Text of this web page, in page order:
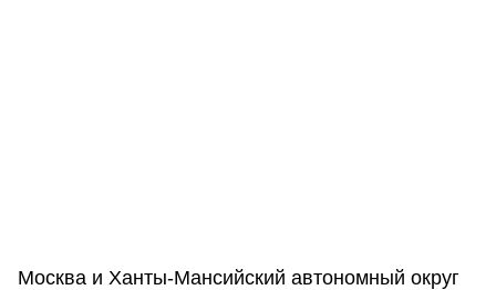
Москва и Ханты-Мансийский автономный округ